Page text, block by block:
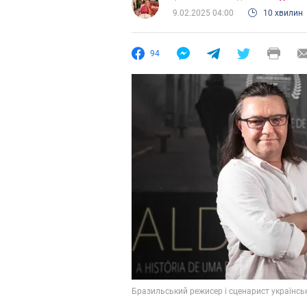
9.02.2025 04:00
10 хвилин
94